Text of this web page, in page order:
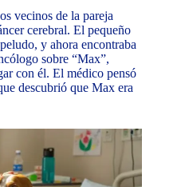
vecinos de la pareja
cerebral. El pequeño
y ahora encontraba
sobre “Max”,
con él. El médico pensó
descubrió que Max era